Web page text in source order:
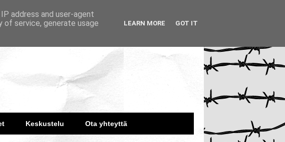
Keskustelu Ota yhteyttä
address and user-agent
of service, generate usage
LEARN MORE GOT IT